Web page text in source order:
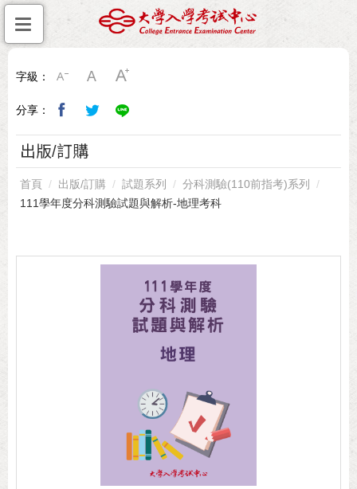
字級：
分享：
出版/訂購
首頁 出版/訂購 試題系列
分科測驗(110前指考)系列
111學年度分科測驗試題與解析-地理考科